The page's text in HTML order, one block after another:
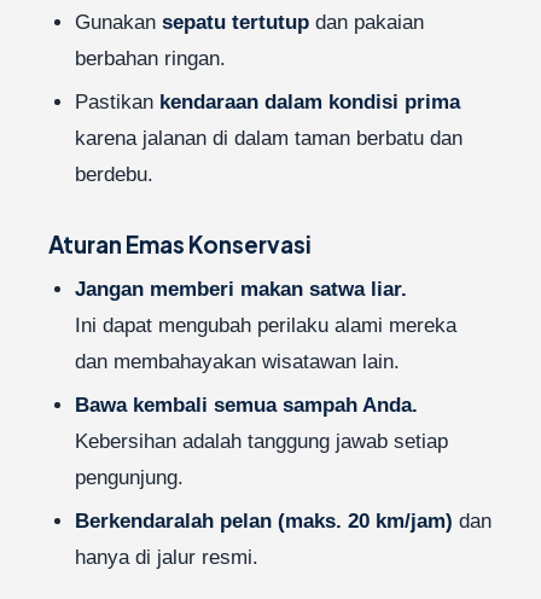
Gunakansepatu tertutup dan pakaian
berbahan ringan.
Pastikan kendaraan dalam kondisi prima
karena jalanan di dalam taman berbatu dan
berdebu.
Aturan Emas Konservasi
Jangan memberi makan satwa liar.
Ini dapat mengubah perilaku alami mereka
dan membahayakan wisatawan lain.
Bawa kembali semua sampah Anda.
Kebersihan adalah tanggung jawab setiap
pengunjung.
Berkendaralah pelan (maks. 20 km/jam) dan
hanya di jalur resmi.